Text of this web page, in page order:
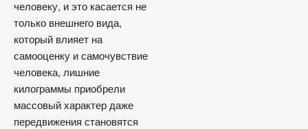
человеку, и это касается не
только внешнего вида,
который влияет на
самооценку и самочувствие
человека, лишние
килограммы приобрели
массовый характер даже
передвижения становятся